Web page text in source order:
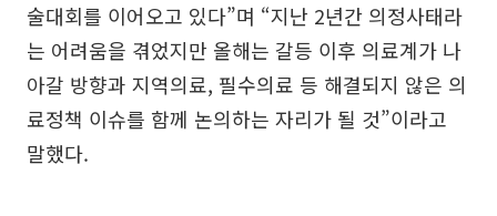
술대회를 이어오고 있다”며 “지난 2년간 의정사태라
는 어려움을 겪었지만 올해는 갈등 이후 의료계가 나
아갈 방향과 지역의료, 필수의료 등 해결되지 않은 의
료정책 이슈를 함께 논의하는 자리가 될 것”이라고
말했다.